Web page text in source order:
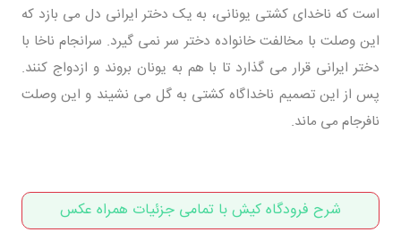
است که ناخدای کشتی یونانی، به یک دختر ایرانی دل می بازد که
این وصلت با مخالفت خانواده دختر سر نمی گیرد. سرانجام ناخا با
دختر ایرانی قرار می گذارد تا با هم به یونان بروند و ازدواج کنند.
پس از این تصمیم ناخداگاه کشتی به گل می نشیند و این وصلت
نافرجام می ماند.
شرح فرودگاه کیش با تمامی جزئیات همراه عکس